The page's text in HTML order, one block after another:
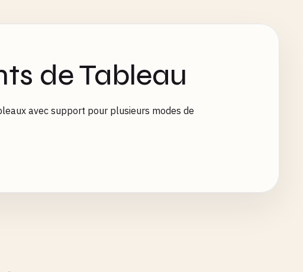
de Tableau
avec support pour plusieurs modes de